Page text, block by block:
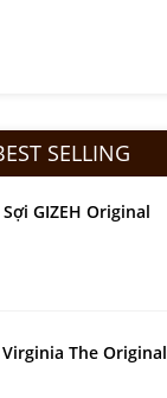
SELLING
GIZEH Original
The Original